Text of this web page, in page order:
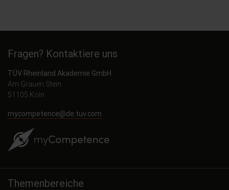
Fragen? Kontaktiere uns
TÜV Rheinland Akademie GmbH
Am Grauen Stein
51105 Köln
mycompetence@de.tuv.com
Themenbereiche